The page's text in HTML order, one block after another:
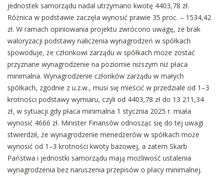
jednostek samorządu nadal utrzymano kwotę 4403,78 zł.
Różnica w podstawie zaczęła wynosić prawie 35 proc. – 1534,42
zł. W ramach opiniowania projektu zwrócono uwagę, że brak
waloryzacji podstawy naliczenia wynagrodzeń w spółkach
spowoduje, że członkowi zarządu w spółkach może zostać
przyznane wynagrodzenie na poziomie niższym niż płaca
minimalna. Wynagrodzenie członków zarządu w małych
spółkach, zgodnie z u.z.w., musi się mieścić w przedziale od 1–3
krotności podstawy wymiaru, czyli od 4403,78 zł do 13 211,34
zł, w sytuacji gdy płaca minimalna 1 stycznia 2025 r. miała
wynosić 4666 zł. Minister Finansów odnosząc się do tej uwagi
stwierdził, że wynagrodzenie menedżerów w spółkach może
wynosić od 1–3 krotności kwoty bazowej, a zatem Skarb
Państwa i jednostki samorządu mają możliwość ustalenia
wynagrodzenia bez naruszenia przepisów o płacy minimalnej.